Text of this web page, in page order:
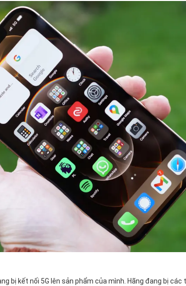
bị kết nối 5G lên sản phẩm của mình. Hãng đang bị